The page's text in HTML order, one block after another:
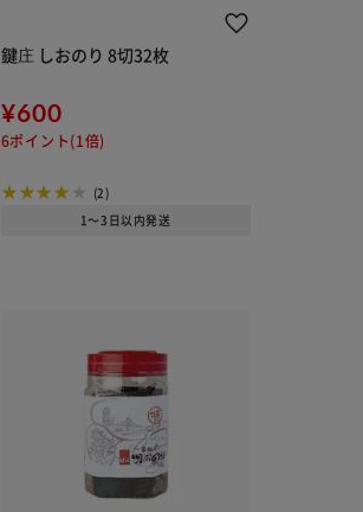
鍵庄 しおのり 8切32枚
¥600
6ポイント(1倍)
(2)
1～3日以内発送